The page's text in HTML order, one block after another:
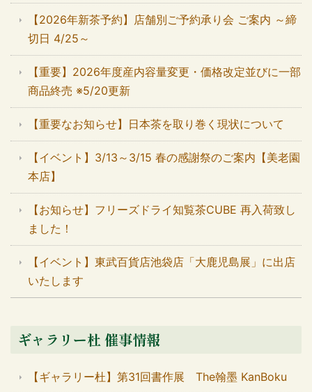
【2026年新茶予約】店舗別ご予約承り会 ご案内 ～締
切日 4/25～
【重要】2026年度産内容量変更・価格改定並びに一部
商品終売 ※5/20更新
【重要なお知らせ】日本茶を取り巻く現状について
【イベント】3/13～3/15 春の感謝祭のご案内【美老園
本店】
【お知らせ】フリーズドライ知覧茶CUBE 再入荷致し
ました！
【イベント】東武百貨店池袋店「大鹿児島展」に出店
いたします
ギャラリー杜 催事情報
【ギャラリー杜】第31回書作展 The翰墨 KanBoku